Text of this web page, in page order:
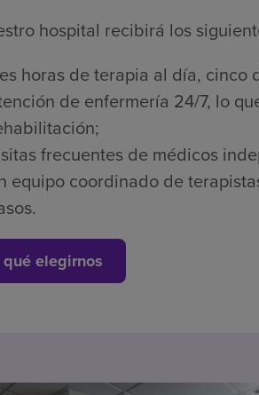
hospital recibirá los
horas de terapia al día, cinco
de enfermería 24/7, lo
frecuentes de médicos
equipo coordinado de
qué elegirnos